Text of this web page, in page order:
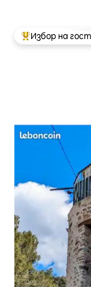
Най-популярен
Избор на